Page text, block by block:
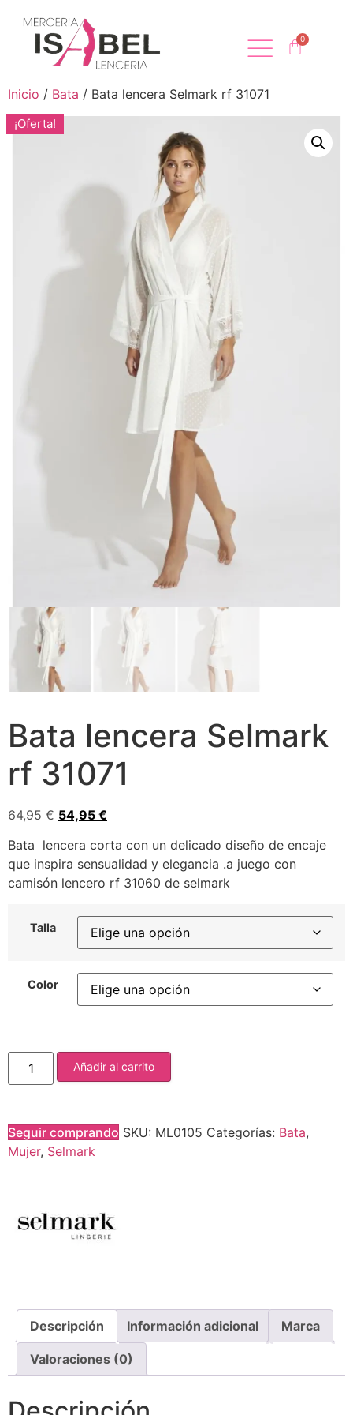
Inicio / Bata / Bata lencera Selmark rf 31071
¡Oferta!
Bata lencera Selmark
rf 31071
64,95€ 54,95 €
Bata lencera corta con un delicado diseño de encaje
que inspira sensualidad y elegancia .a juego con
camisón lencero rf 31060 de selmark
Talla
Color
Añadir al carrito
Seguir comprando SKU: ML0105 Categorías: Bata,
Mujer, Selmark
Descripción Información adicional Marca
Valoraciones (0)